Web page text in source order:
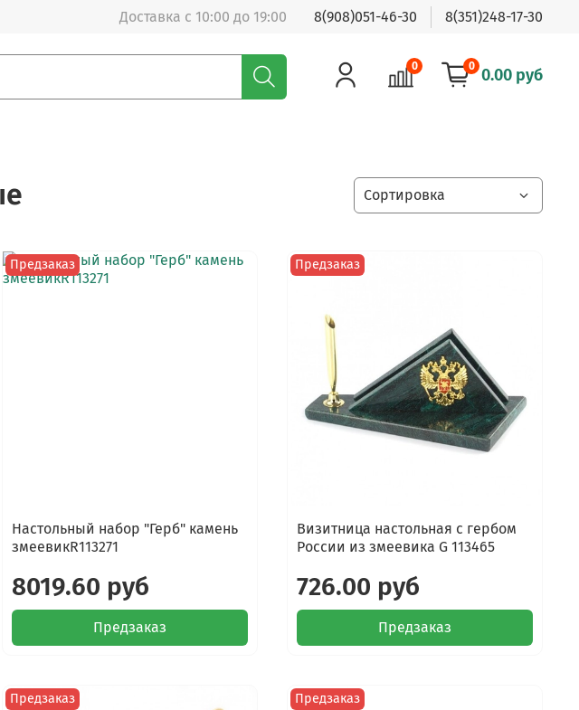
Доставка с 10:00 до 19:00 8(908)051-46-30 8(351)248-17-30
0 0 0.00 руб
Предзаказ
Настольный набор "Герб" камень
змеевикR113271
8019.60 руб
Предзаказ
Предзаказ
Визитница настольная с гербом
России из змеевика G 113465
726.00 руб
Предзаказ
Предзаказ Предзаказ